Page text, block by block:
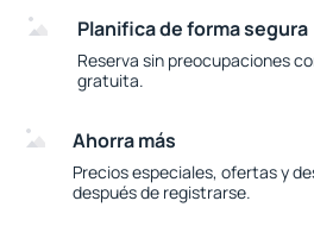
Planifica de forma segura
Reserva sin preocupaciones
gratuita.
Ahorra más
Precios especiales, ofertas y
después de registrarse.